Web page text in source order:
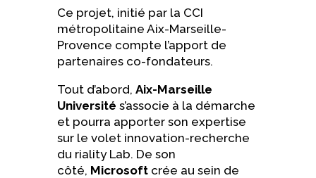
Ce projet, initié par la CCI
métropolitaine Aix-Marseille-
Provence compte l’apport de
partenaires co-fondateurs.
Tout d’abord, Aix-Marseille
Université s’associe à la démarche
et pourra apporter son expertise
sur le volet innovation-recherche
du riality Lab. De son
côté, Microsoft crée au sein de